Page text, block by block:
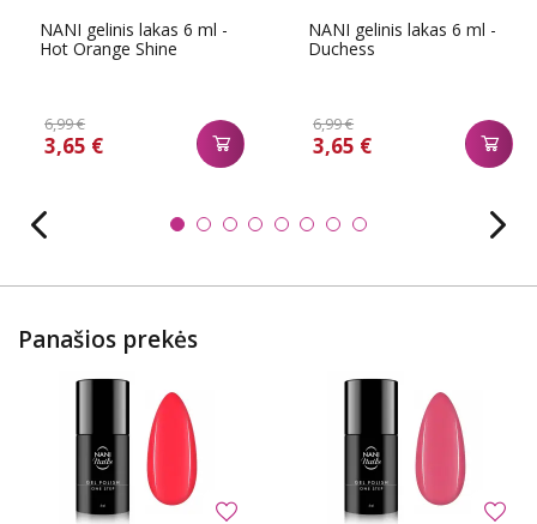
NANI gelinis lakas 6 ml -
Hot Orange Shine
6,99 €
3,65 €
NANI gelinis lakas 6 ml -
Duchess
6,99 €
3,65 €
Panašios prekės